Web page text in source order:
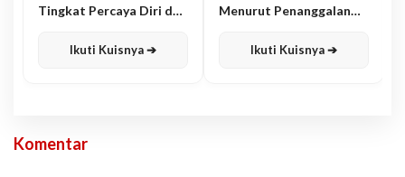
Tingkat Percaya Diri dan
Ikuti Kuisnya ➔
Menurut Penanggalan
Ikuti Kuisnya ➔
Komentar